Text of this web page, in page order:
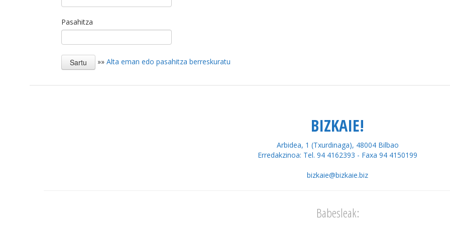
Pasahitza
»» Alta eman edo pasahitza berreskuratu
BIZKAIE!
Arbidea, 1 (Txurdinaga), 48004 Bilbao
Erredakzinoa: Tel. 94 4162393 - Faxa 94 4150199
bizkaie@bizkaie.biz
Babesleak: